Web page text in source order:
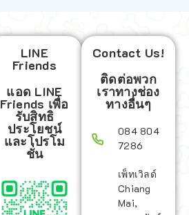
LINE
Friends
แอด LINE
Friends เพื่อ
รับสิทธิ
ประโยชน์
และโปรโม
ชั่น
Contact Us!
ติดต่อพวก
เราทางช่อง
ทางอื่นๆ
084 804
7286
เพ็ทเวิลด์
Chiang
Mai,